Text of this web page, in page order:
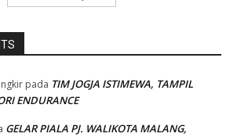
pada TIM JOGJA ISTIMEWA, TAMPIL
ENDURANCE
GELAR PIALA PJ. WALIKOTA MALANG,